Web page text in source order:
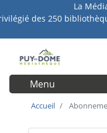
La Médiathèque
des 250
User account
Menu
Accueil